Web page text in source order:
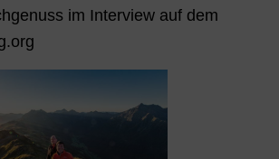
im Interview auf dem